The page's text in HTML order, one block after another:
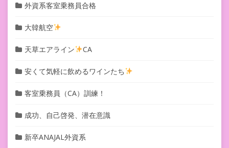
外資系客室乗務員合格
大韓航空
天草エアライン CA
安くて気軽に飲めるワインたち
客室乗務員（CA）訓練！
成功、自己啓発、潜在意識
新卒ANAJAL外資系